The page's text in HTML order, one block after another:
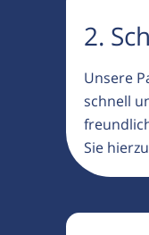
2.
Unsere
schnell
Sie